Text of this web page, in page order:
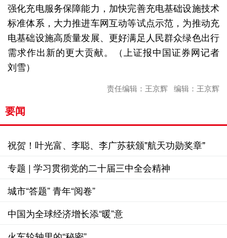
强化充电服务保障能力，加快完善充电基础设施技术
标准体系，大力推进车网互动等试点示范，为推动充
电基础设施高质量发展、更好满足人民群众绿色出行
需求作出新的更大贡献。（上证报中国证券网记者
刘雪）
责任编辑：王京辉 编辑：王京辉
要闻
祝贺！叶光富、李聪、李广苏获颁"航天功勋奖章"
专题 | 学习贯彻党的二十届三中全会精神
城市“答题” 青年“阅卷”
中国为全球经济增长添“暖”意